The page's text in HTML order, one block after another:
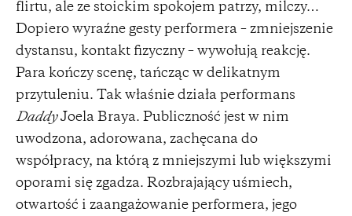
flirtu, ale ze stoickim spokojem patrzy, milczy…
Dopiero wyraźne gesty performera – zmniejszenie
dystansu, kontakt fizyczny – wywołują reakcję.
Para kończy scenę, tańcząc w delikatnym
przytuleniu. Tak właśnie działa performans
DaddyJoela Braya. Publiczność jest w nim
uwodzona, adorowana, zachęcana do
współpracy, na którą z mniejszymi lub większymi
oporami się zgadza. Rozbrajający uśmiech,
otwartość i zaangażowanie performera, jego